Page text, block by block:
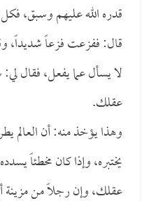
قدره الله عليهم وسبق،
قال: ففزعت فزعاً شديداً،
لا يسأل عما يفعل، فقال
عقلك.
وهذا يؤخذ منه: أن العالم
يختبره، وإذا كان مخطئاً
عقلك، وإن رجلاً من مزينة